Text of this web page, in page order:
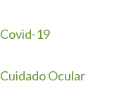
Covid-19
Cuidado Ocular